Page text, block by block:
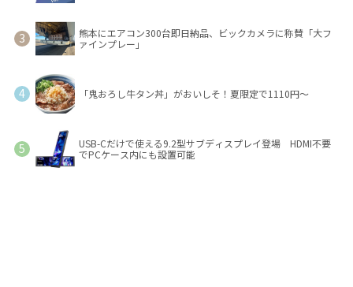
熊本にエアコン300台即日納品、ビックカメラに称賛「大フ
ァインプレー」
「鬼おろし牛タン丼」がおいしそ！夏限定で1110円～
USB-Cだけで使える9.2型サブディスプレイ登場 HDMI不要
でPCケース内にも設置可能